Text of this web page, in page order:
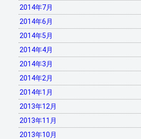
2014年7月
2014年6月
2014年5月
2014年4月
2014年3月
2014年2月
2014年1月
2013年12月
2013年11月
2013年10月